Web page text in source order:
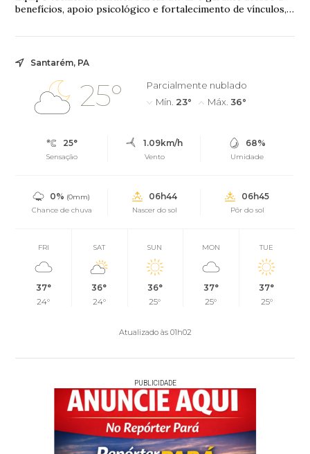
benefícios, apoio psicológico e fortalecimento de vínculos,
Santarém, PA
25°
Parcialmente nublado
Mín. 23° Máx. 36°
25°
Sensação
1.09km/h
Vento
68%
Umidade
0% (0mm)
Chance de chuva
06h44
Nascer do sol
06h45
Pôr do sol
FRI
37°
24°
SAT
36°
24°
SUN
36°
25°
MON
37°
25°
TUE
37°
25°
Atualizado às 01h02
PUBLICIDADE